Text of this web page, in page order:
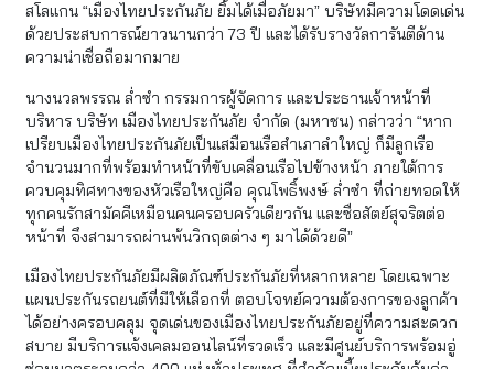
สโลแกน “เมืองไทยประกันภัย ยิ้มได้เมื่อภัยมา” บริษัทมีความโดดเด่น
ด้วยประสบการณ์ยาวนานกว่า 73 ปี และได้รับรางวัลการันตีด้าน
ความน่าเชื่อถือมากมาย
นางนวลพรรณ ล่ำซำ กรรมการผู้จัดการ และประธานเจ้าหน้าที่
บริหาร บริษัท เมืองไทยประกันภัย จำกัด (มหาชน) กล่าวว่า “หาก
เปรียบเมืองไทยประกันภัยเป็นเสมือนเรือสำเภาลำใหญ่ ก็มีลูกเรือ
จำนวนมากที่พร้อมทำหน้าที่ขับเคลื่อนเรือไปข้างหน้า ภายใต้การ
ควบคุมทิศทางของหัวเรือใหญ่คือ คุณโพธิ์พงษ์ ล่ำซำ ที่ถ่ายทอดให้
ทุกคนรักสามัคคีเหมือนคนครอบครัวเดียวกัน และซื่อสัตย์สุจริตต่อ
หน้าที่ จึงสามารถผ่านพ้นวิกฤตต่าง ๆ มาได้ด้วยดี”
เมืองไทยประกันภัยมีผลิตภัณฑ์ประกันภัยที่หลากหลาย โดยเฉพาะ
แผนประกันรถยนต์ที่มีให้เลือกที่ ตอบโจทย์ความต้องการของลูกค้า
ได้อย่างครอบคลุม จุดเด่นของเมืองไทยประกันภัยอยู่ที่ความสะดวก
สบาย มีบริการแจ้งเคลมออนไลน์ที่รวดเร็ว และมีศูนย์บริการพร้อมอู่